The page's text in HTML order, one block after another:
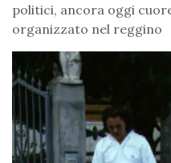
politici, ancora oggi
organizzato nel reggino